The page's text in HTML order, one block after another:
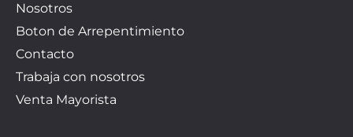
Nosotros
Boton de Arrepentimiento
Contacto
Trabaja con nosotros
Venta Mayorista